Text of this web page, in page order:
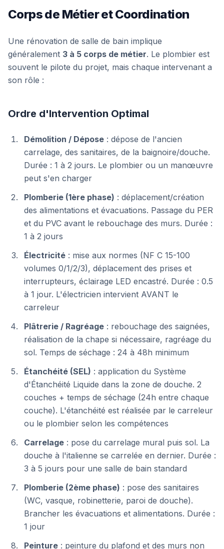
Corps de Métier et Coordination
Une rénovation de salle de bain implique
généralement 3 à 5 corps de métier. Le plombier est
souvent le pilote du projet, mais chaque intervenant a
son rôle :
Ordre d'Intervention Optimal
Démolition / Dépose : dépose de l'ancien
carrelage, des sanitaires, de la baignoire/douche.
Durée : 1 à 2 jours. Le plombier ou un manœuvre
peut s'en charger
Plomberie (1ère phase) : déplacement/création
des alimentations et évacuations. Passage du PER
et du PVC avant le rebouchage des murs. Durée :
1 à 2 jours
Électricité : mise aux normes (NF C 15-100
volumes 0/1/2/3), déplacement des prises et
interrupteurs, éclairage LED encastré. Durée : 0.5
à 1 jour. L'électricien intervient AVANT le
carreleur
Plâtrerie / Ragréage : rebouchage des saignées,
réalisation de la chape si nécessaire, ragréage du
sol. Temps de séchage : 24 à 48h minimum
Étanchéité (SEL) : application du Système
d'Étanchéité Liquide dans la zone de douche. 2
couches + temps de séchage (24h entre chaque
couche). L'étanchéité est réalisée par le carreleur
ou le plombier selon les compétences
Carrelage : pose du carrelage mural puis sol. La
douche à l'italienne se carrelée en dernier. Durée :
3 à 5 jours pour une salle de bain standard
Plomberie (2ème phase) : pose des sanitaires
(WC, vasque, robinetterie, paroi de douche).
Brancher les évacuations et alimentations. Durée :
1 jour
Peinture : peinture du plafond et des murs non